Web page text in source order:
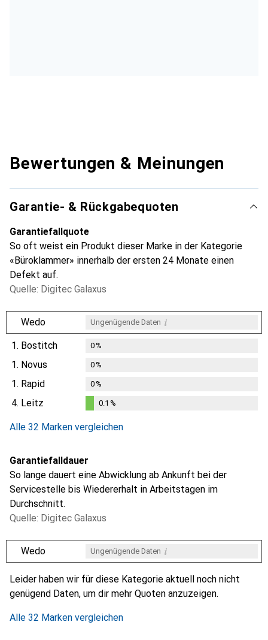
Bewertungen & Meinungen
Garantie- & Rückgabequoten
Garantiefallquote
So oft weist ein Produkt dieser Marke in der Kategorie
«Büroklammer» innerhalb der ersten 24 Monate einen
Defekt auf.
Quelle: Digitec Galaxus
Wedo Ungenügende Daten i
1. Bostitch 0%
1. Novus 0%
1. Rapid 0%
4. Leitz 0.1 %
Alle 32 Marken vergleichen
Garantiefalldauer
So lange dauert eine Abwicklung ab Ankunft bei der
Servicestelle bis Wiedererhalt in Arbeitstagen im
Durchschnitt.
Quelle: Digitec Galaxus
Wedo Ungenügende Daten i
iiii
Leider haben wir für diese Kategorie aktuell noch nicht
genügend Daten, um dir mehr Quoten anzuzeigen.
Alle 32 Marken vergleichen